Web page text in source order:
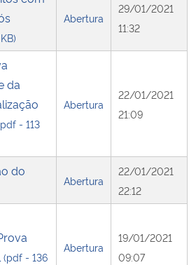
Abertura
29/01/2021
11:32
da
- 113
Abertura
22/01/2021
21:09
do
Abertura
22/01/2021
22:12
(pdf - 136
Abertura
19/01/2021
09:07